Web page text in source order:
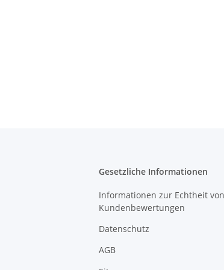
Gesetzliche Informationen
Informationen zur Echtheit von
Kundenbewertungen
Datenschutz
AGB